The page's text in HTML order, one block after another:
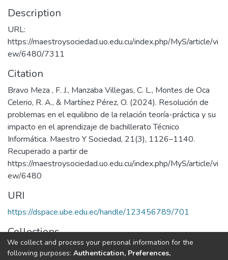
Description
URL:
https://maestroysociedad.uo.edu.cu/index.php/MyS/article/vi
ew/6480/7311
Citation
Bravo Meza , F. J., Manzaba Villegas, C. L., Montes de Oca
Celerio, R. A., & Martínez Pérez, O. (2024). Resolución de
problemas en el equilibrio de la relación teoría-práctica y su
impacto en el aprendizaje de bachillerato Técnico
Informática. Maestro Y Sociedad, 21(3), 1126–1140.
Recuperado a partir de
https://maestroysociedad.uo.edu.cu/index.php/MyS/article/vi
ew/6480
URI
https://dspace.ube.edu.ec/handle/123456789/701
Collections
Artículos Científicos
We collect and process your personal information for the
following purposes: Authentication, Preferences,